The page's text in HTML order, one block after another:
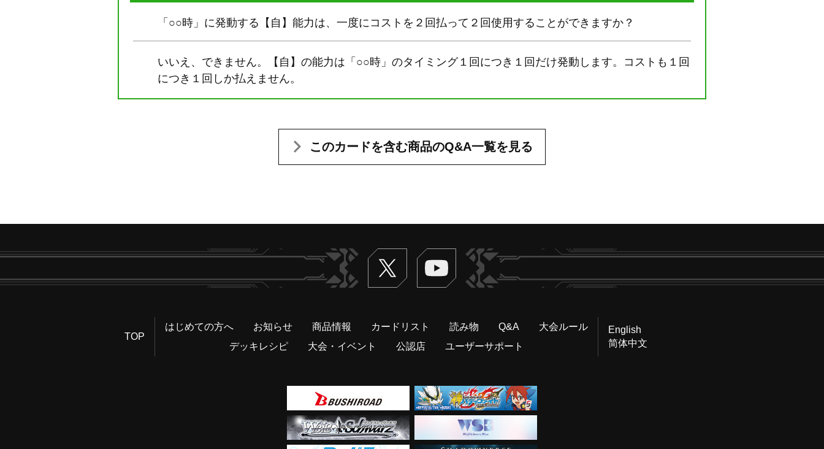
「○○時」に発動する【自】能力は、一度にコストを２回払って２回使用することができますか？
いいえ、できません。【自】の能力は「○○時」のタイミング１回につき１回だけ発動します。コストも１回
につき１回しか払えません。
このカードを含む商品のQ&A一覧を見る
Twitter ヴァンガードch
TOP
はじめての方へ お知らせ 商品情報 カードリスト 読み物 Q&A
大会ルール
デッキレシピ
大会・イベント 公認店 ユーザーサポート
English
简体中文